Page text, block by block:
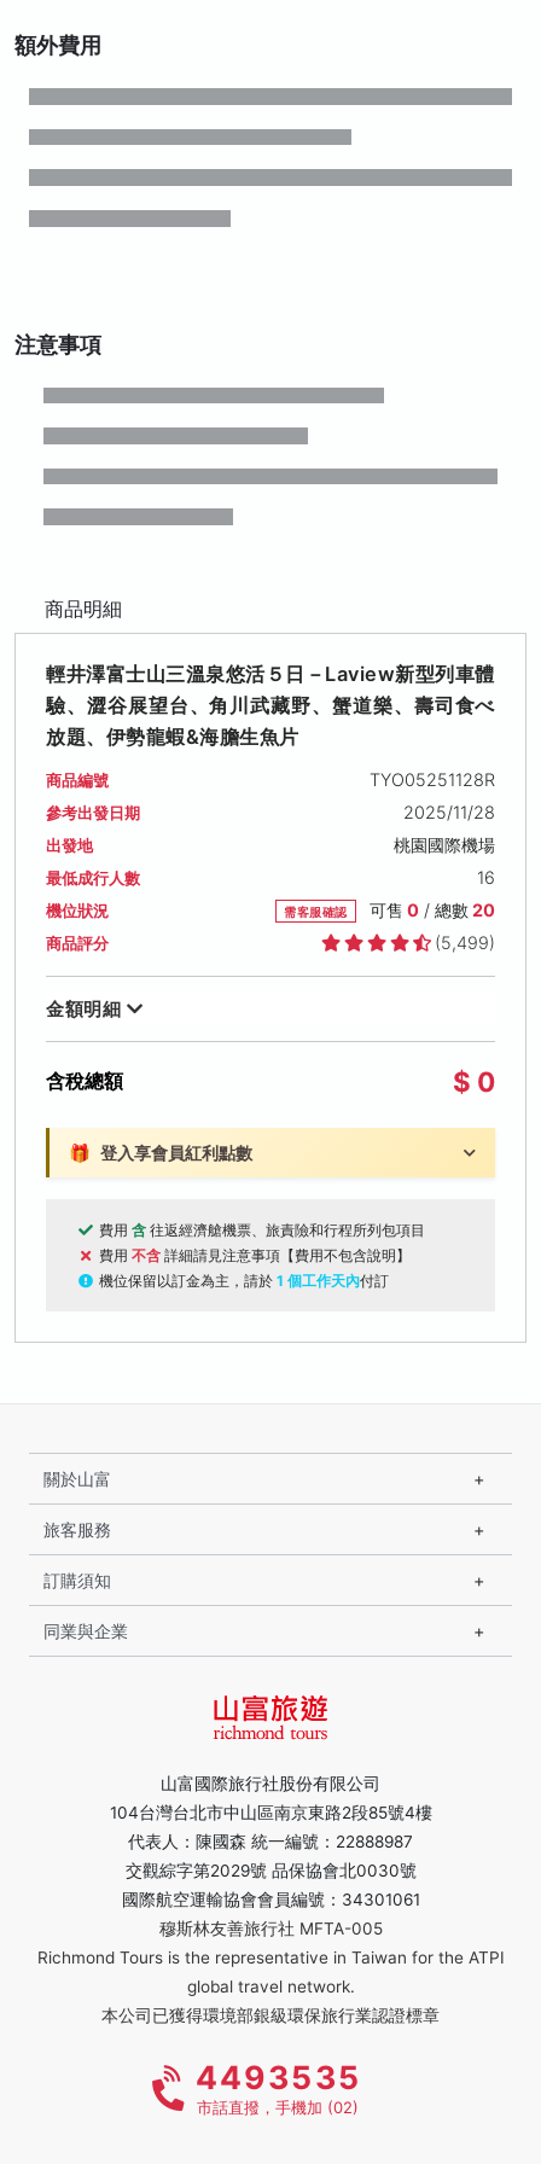
額外費用
注意事項
商品明細
輕井澤富士山三溫泉悠活５日－Laview新型列車體
驗、澀谷展望台、角川武藏野、蟹道樂、壽司食べ
放題、伊勢龍蝦&海膽生魚片
商品編號 TYO05251128R
參考出發日期 2025/11/28
出發地 桃園國際機場
最低成行人數 16
機位狀況 需客服確認 可售 0/ 總數20
商品評分 (5,499)
金額明細
含稅總額 $ 0
🎁 登入享會員紅利點數
費用 含 往返經濟艙機票、旅責險和行程所列包項目
費用 不含 詳細請見注意事項【費用不包含說明】
機位保留以訂金為主，請於 1 個工作天內付訂
山富國際旅行社股份有限公司
104台灣台北市中山區南京東路2段85號4樓
代表人：陳國森 統一編號：22888987
交觀綜字第2029號 品保協會北0030號
國際航空運輸協會會員編號：34301061
穆斯林友善旅行社 MFTA-005
Richmond Tours is the representative in Taiwan for the ATPI
global travel network.
本公司已獲得環境部銀級環保旅行業認證標章
關於山富
旅客服務
訂購須知
同業與企業
4493535
市話直撥，手機加 (02)